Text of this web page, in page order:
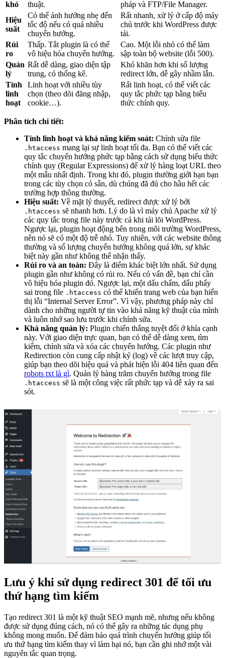
khó thuật.
pháp và FTP/File Manager.
Hiệu
suất
Có thể ảnh hưởng nhẹ đến
tốc độ nếu có quá nhiều
chuyển hướng.
Rất nhanh, xử lý ở cấp độ máy
chủ trước khi WordPress được
tải.
Rủi
ro
Thấp. Tắt plugin là có thể
vô hiệu hóa chuyển hướng.
Cao. Một lỗi nhỏ có thể làm
sập toàn bộ website (lỗi 500).
Quản
lý
Rất dễ dàng, giao diện tập
trung, có thống kê.
Khó khăn hơn khi số lượng
redirect lớn, dễ gây nhầm lẫn.
Tính
linh
hoạt
Linh hoạt với nhiều tùy
chọn (theo dõi đăng nhập,
cookie…).
Rất linh hoạt, có thể viết các
quy tắc phức tạp bằng biểu
thức chính quy.
Phân tích chi tiết:
Tính linh hoạt và khả năng kiểm soát: Chỉnh sửa file
.htaccess mang lại sự linh hoạt tối đa. Bạn có thể viết các
quy tắc chuyển hướng phức tạp bằng cách sử dụng biểu thức
chính quy (Regular Expressions) để xử lý hàng loạt URL theo
một mẫu nhất định. Trong khi đó, plugin thường giới hạn bạn
trong các tùy chọn có sẵn, dù chúng đã đủ cho hầu hết các
trường hợp thông thường.
Hiệu suất: Về mặt lý thuyết, redirect được xử lý bởi
.htaccess sẽ nhanh hơn. Lý do là vì máy chủ Apache xử lý
các quy tắc trong file này trước cả khi tải lõi WordPress.
Ngược lại, plugin hoạt động bên trong môi trường WordPress,
nên nó sẽ có một độ trễ nhỏ. Tuy nhiên, với các website thông
thường và số lượng chuyển hướng không quá lớn, sự khác
biệt này gần như không thể nhận thấy.
Rủi ro và an toàn: Đây là điểm khác biệt lớn nhất. Sử dụng
plugin gần như không có rủi ro. Nếu có vấn đề, bạn chỉ cần
vô hiệu hóa plugin đó. Ngược lại, một dấu chấm, dấu phẩy
sai trong file .htaccess có thể khiến trang web của bạn hiển
thị lỗi “Internal Server Error”. Vì vậy, phương pháp này chỉ
dành cho những người tự tin vào khả năng kỹ thuật của mình
và luôn nhớ sao lưu trước khi chỉnh sửa.
Khả năng quản lý: Plugin chiến thắng tuyệt đối ở khía cạnh
này. Với giao diện trực quan, bạn có thể dễ dàng xem, tìm
kiếm, chỉnh sửa và xóa các chuyển hướng. Các plugin như
Redirection còn cung cấp nhật ký (log) về các lượt truy cập,
giúp bạn theo dõi hiệu quả và phát hiện lỗi 404 liên quan đến
robots txt là gì. Quản lý hàng trăm chuyển hướng trong file
.htaccess sẽ là một công việc rất phức tạp và dễ xảy ra sai
sót.
Lưu ý khi sử dụng redirect 301 để tối ưu
thứ hạng tìm kiếm
Tạo redirect 301 là một kỹ thuật SEO mạnh mẽ, nhưng nếu không
được sử dụng đúng cách, nó có thể gây ra những tác dụng phụ
không mong muốn. Để đảm bảo quá trình chuyển hướng giúp tối
ưu thứ hạng tìm kiếm thay vì làm hại nó, bạn cần ghi nhớ một vài
nguyên tắc quan trọng.